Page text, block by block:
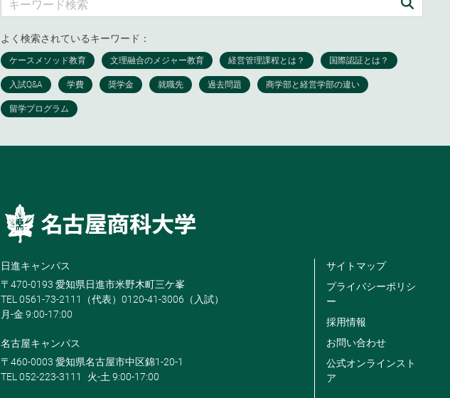
よく検索されているキーワード：
日進キャンパス
〒470-0193 愛知県日進市米野木町三ケ峯
TEL 0561-73-2111（代表）0120-41-3006（入試）
月-金 9:00-17:00
名古屋キャンパス
〒460-0003 愛知県名古屋市中区錦1-20-1
TEL 052-223-3111
火-土 9:00-17:00
サイトマップ
プライバシーポリシ
ー
採用情報
お問い合わせ
公式オンラインスト
ア